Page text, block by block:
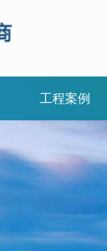
工程案例